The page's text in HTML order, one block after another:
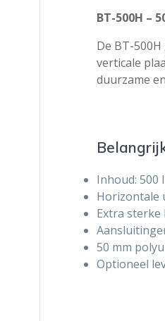
BT-500H –
De BT-
verticale
duurzame
Inhoud: 500
Horizontale
Extra sterke
50 mm
Optioneel